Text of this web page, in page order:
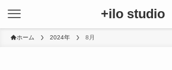
+ilo studio
ホーム 2024年 8月